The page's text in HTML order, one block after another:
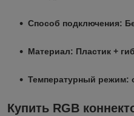
Способ подключения:
Материал: Пластик +
Температурный режим:
Купить RGB